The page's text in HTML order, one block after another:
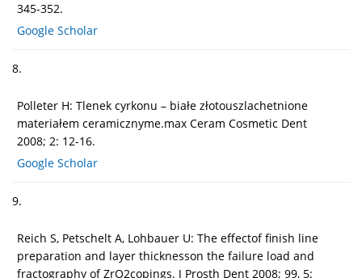
345-352.
Google Scholar
8.
Polleter H: Tlenek cyrkonu – białe złotouszlachetnione
materiałem ceramicznyme.max Ceram Cosmetic Dent
2008; 2: 12-16.
Google Scholar
9.
Reich S, Petschelt A, Lohbauer U: The effectof finish line
preparation and layer thicknesson the failure load and
fractography of ZrO2copings. J Prosth Dent 2008; 99, 5: